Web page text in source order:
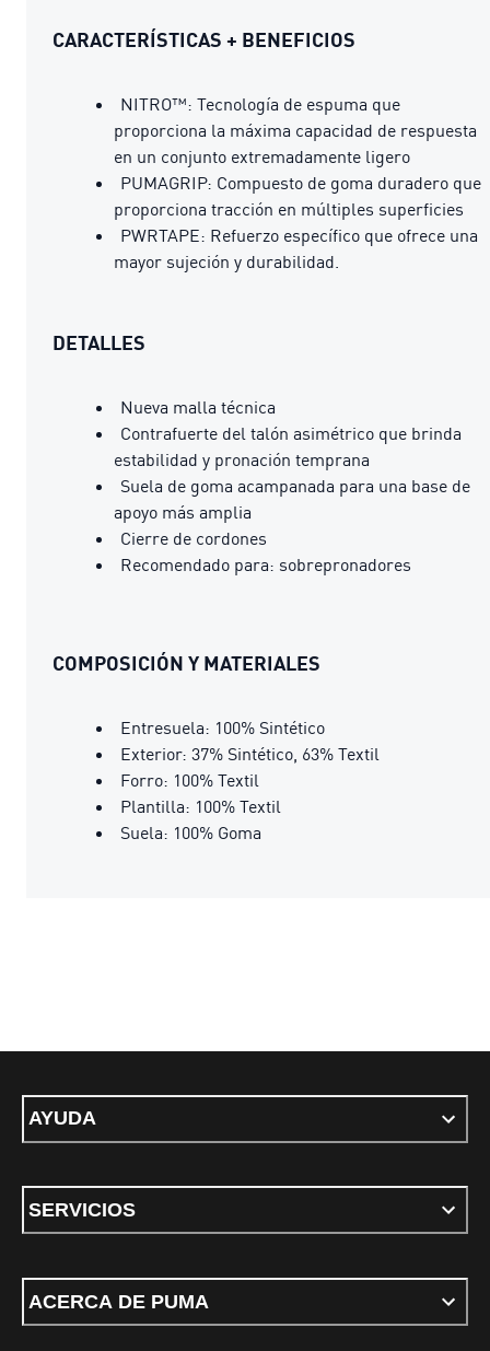
CARACTERÍSTICAS + BENEFICIOS
NITRO™: Tecnología de espuma que
proporciona la máxima capacidad de respuesta
en un conjunto extremadamente ligero
PUMAGRIP: Compuesto de goma duradero que
proporciona tracción en múltiples superficies
PWRTAPE: Refuerzo específico que ofrece una
mayor sujeción y durabilidad.
DETALLES
Nueva malla técnica
Contrafuerte del talón asimétrico que brinda
estabilidad y pronación temprana
Suela de goma acampanada para una base de
apoyo más amplia
Cierre de cordones
Recomendado para: sobrepronadores
COMPOSICIÓN Y MATERIALES
Entresuela: 100% Sintético
Exterior: 37% Sintético, 63% Textil
Forro: 100% Textil
Plantilla: 100% Textil
Suela: 100% Goma
AYUDA
SERVICIOS
ACERCA DE PUMA